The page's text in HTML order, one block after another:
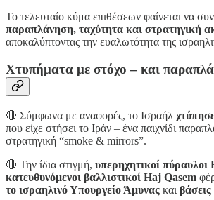
Το τελευταίο κύμα επιθέσεων φαίνεται να
παραπλάνηση, ταχύτητα και στρατηγική
αποκαλύπτοντας την ευαλωτότητα της
Χτυπήματα με στόχο – και
🔴 Σύμφωνα με αναφορές, το Ισραήλ
που είχε στήσει το Ιράν – ένα παιχνίδι
στρατηγική “smoke & mirrors”.
🔴 Την ίδια στιγμή, υπερηχητικοί πύραυλοι
κατευθυνόμενοι βαλλιστικοί Haj Qasem
το ισραηλινό Υπουργείο Άμυνας και